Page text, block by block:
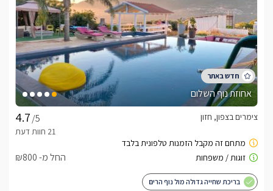
אחוזת נוף השלום
/5
צימרים בצפון, חזון
החל מ- ₪800
בריכת שחייה גדולה מול נוף הרים